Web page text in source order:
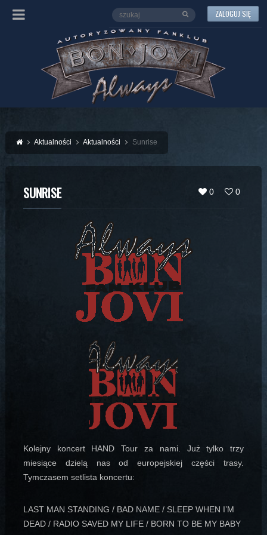
ZALOGUJ SIĘ
Aktualności Aktualności Sunrise
0 0
SUNRISE
Kolejny koncert HAND Tour za nami. Już tylko trzy
miesiące dzielą nas od europejskiej części trasy.
Tymczasem setlista koncertu:
LAST MAN STANDING / BAD NAME / SLEEP WHEN I’M
DEAD / RADIO SAVED MY LIFE / BORN TO BE MY BABY